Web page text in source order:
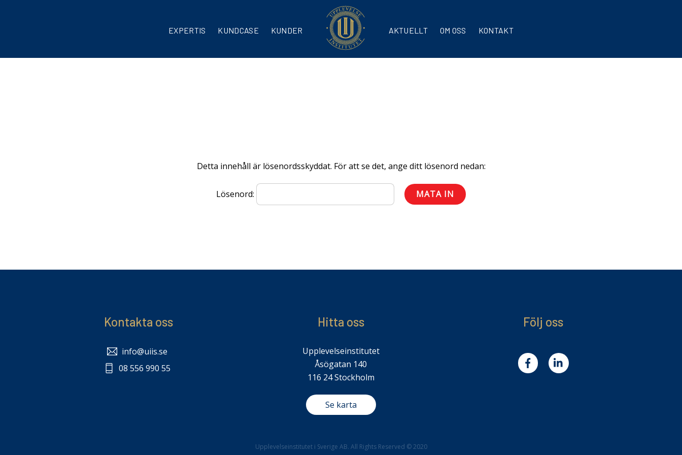
EXPERTIS KUNDCASE KUNDER AKTUELLT OM OSS KONTAKT
Detta innehåll är lösenordsskyddat. För att se det, ange ditt lösenord nedan:
Lösenord:
Kontakta oss
info@uiis.se
08 556 990 55
Hitta oss
Upplevelseinstitutet
Åsögatan 140
116 24 Stockholm
Se karta
Följ oss
Upplevelseinstitutet i Sverige AB. All Rights Reserved © 2020